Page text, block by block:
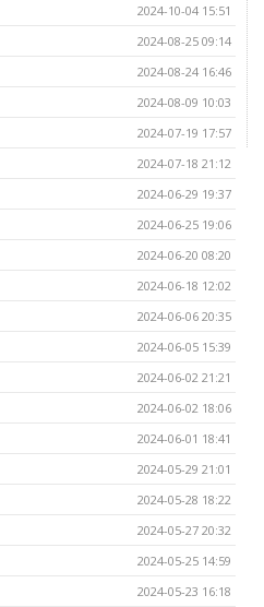
2024-10-04 15:51
2024-08-25 09:14
2024-08-24 16:46
2024-08-09 10:03
2024-07-19 17:57
2024-07-18 21:12
2024-06-29 19:37
2024-06-25 19:06
2024-06-20 08:20
2024-06-18 12:02
2024-06-06 20:35
2024-06-05 15:39
2024-06-02 21:21
2024-06-02 18:06
2024-06-01 18:41
2024-05-29 21:01
2024-05-28 18:22
2024-05-27 20:32
2024-05-25 14:59
2024-05-23 16:18